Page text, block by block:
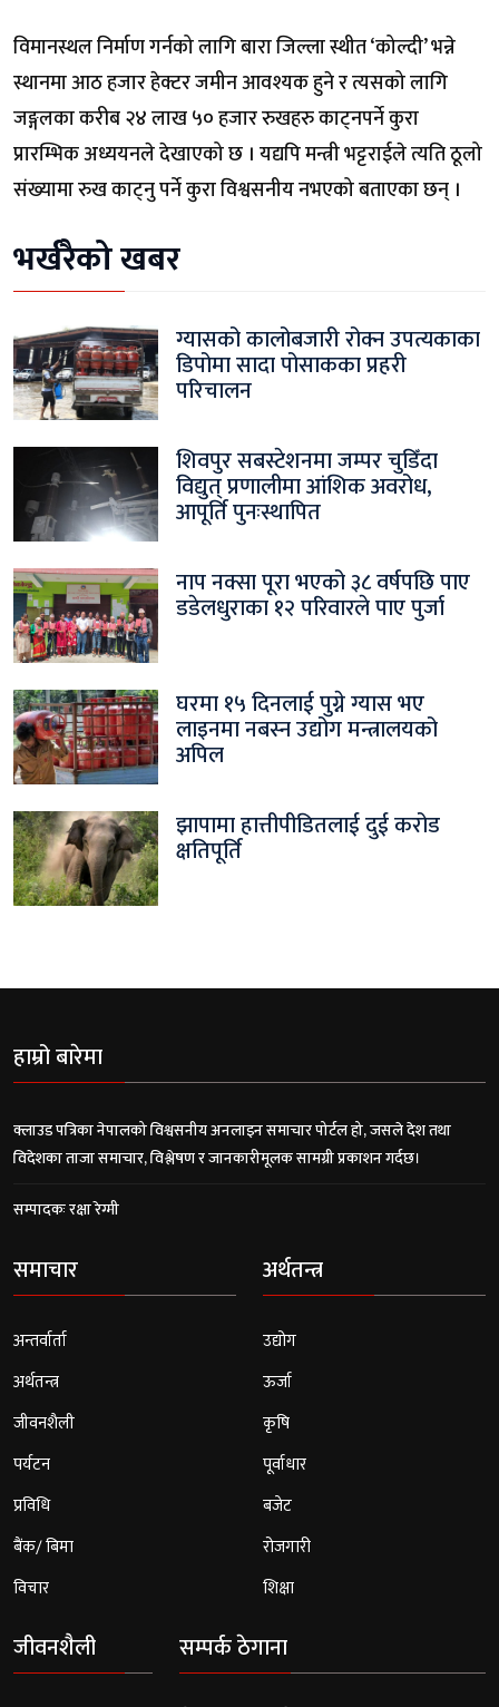
विमानस्थल निर्माण गर्नको लागि बारा जिल्ला स्थीत ‘कोल्दी’ भन्ने
स्थानमा आठ हजार हेक्टर जमीन आवश्यक हुने र त्यसको लागि
जङ्गलका करीब २४ लाख ५० हजार रुखहरु काट्नपर्ने कुरा
प्रारम्भिक अध्ययनले देखाएको छ । यद्यपि मन्त्री भट्टराईले त्यति ठूलो
संख्यामा रुख काट्नु पर्ने कुरा विश्वसनीय नभएको बताएका छन् ।
भर्खरैको खबर
ग्यासको कालोबजारी रोक्न उपत्यकाका
डिपोमा सादा पोसाकका प्रहरी
परिचालन
शिवपुर सबस्टेशनमा जम्पर चुडिँदा
विद्युत् प्रणालीमा आंशिक अवरोध,
आपूर्ति पुनःस्थापित
नाप नक्सा पूरा भएको ३८ वर्षपछि पाए
डडेलधुराका १२ परिवारले पाए पुर्जा
घरमा १५ दिनलाई पुग्ने ग्यास भए
लाइनमा नबस्न उद्योग मन्त्रालयको
अपिल
झापामा हात्तीपीडितलाई दुई करोड
क्षतिपूर्ति
हाम्रो बारेमा
क्लाउड पत्रिका नेपालको विश्वसनीय अनलाइन समाचार पोर्टल हो, जसले देश तथा
विदेशका ताजा समाचार, विश्लेषण र जानकारीमूलक सामग्री प्रकाशन गर्दछ।
सम्पादकः रक्षा रेग्मी
समाचार
अन्तर्वार्ता
अर्थतन्त्र
जीवनशैली
पर्यटन
प्रविधि
बैंक/ बिमा
विचार
अर्थतन्त्र
उद्योग
ऊर्जा
कृषि
पूर्वाधार
बजेट
रोजगारी
शिक्षा
जीवनशैली सम्पर्क ठेगाना